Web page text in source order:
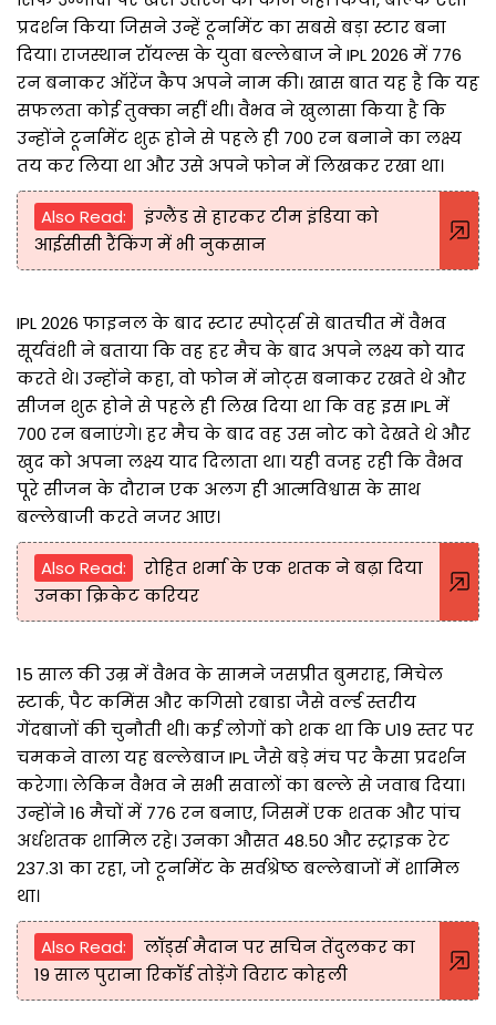
प्रदर्शन किया जिसने उन्हें टूर्नामेंट का सबसे बड़ा स्टार बना
दिया। राजस्थान रॉयल्स के युवा बल्लेबाज ने IPL 2026 में 776
रन बनाकर ऑरेंज कैप अपने नाम की। खास बात यह है कि यह
सफलता कोई तुक्का नहीं थी। वैभव ने खुलासा किया है कि
उन्होंने टूर्नामेंट शुरू होने से पहले ही 700 रन बनाने का लक्ष्य
तय कर लिया था और उसे अपने फोन में लिखकर रखा था।
Also Read:
इंग्लैंड से हारकर टीम इंडिया को
आईसीसी रैंकिंग में भी नुकसान
IPL 2026 फाइनल के बाद स्टार स्पोर्ट्स से बातचीत में वैभव
सूर्यवंशी ने बताया कि वह हर मैच के बाद अपने लक्ष्य को याद
करते थे। उन्होंने कहा, वो फोन में नोट्स बनाकर रखते थे और
सीजन शुरू होने से पहले ही लिख दिया था कि वह इस IPL में
700 रन बनाएंगे। हर मैच के बाद वह उस नोट को देखते थे और
खुद को अपना लक्ष्य याद दिलाता था। यही वजह रही कि वैभव
पूरे सीजन के दौरान एक अलग ही आत्मविश्वास के साथ
बल्लेबाजी करते नजर आए।
Also Read:
रोहित शर्मा के एक शतक ने बढ़ा दिया
उनका क्रिकेट करियर
15 साल की उम्र में वैभव के सामने जसप्रीत बुमराह, मिचेल
स्टार्क, पैट कमिंस और कगिसो रबाडा जैसे वर्ल्ड स्तरीय
गेंदबाजों की चुनौती थी। कई लोगों को शक था कि U19 स्तर पर
चमकने वाला यह बल्लेबाज IPL जैसे बड़े मंच पर कैसा प्रदर्शन
करेगा। लेकिन वैभव ने सभी सवालों का बल्ले से जवाब दिया।
उन्होंने 16 मैचों में 776 रन बनाए, जिसमें एक शतक और पांच
अर्धशतक शामिल रहे। उनका औसत 48.50 और स्ट्राइक रेट
237.31 का रहा, जो टूर्नामेंट के सर्वश्रेष्ठ बल्लेबाजों में शामिल
था।
Also Read:
लॉर्ड्स मैदान पर सचिन तेंदुलकर का
19 साल पुराना रिकॉर्ड तोड़ेंगे विराट कोहली